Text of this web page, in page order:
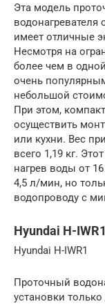
Эта модель
водонагревателя
имеет отличные
Несмотря на
более чем в
очень
небольшой
При этом,
осуществить
или кухни. Вес
всего 1,19 кг.
нагрев воды от
4,5 л/мин, но
водопроводу с
Hyundai H-IWR1
Hyundai H-IWR1
Проточный
установки